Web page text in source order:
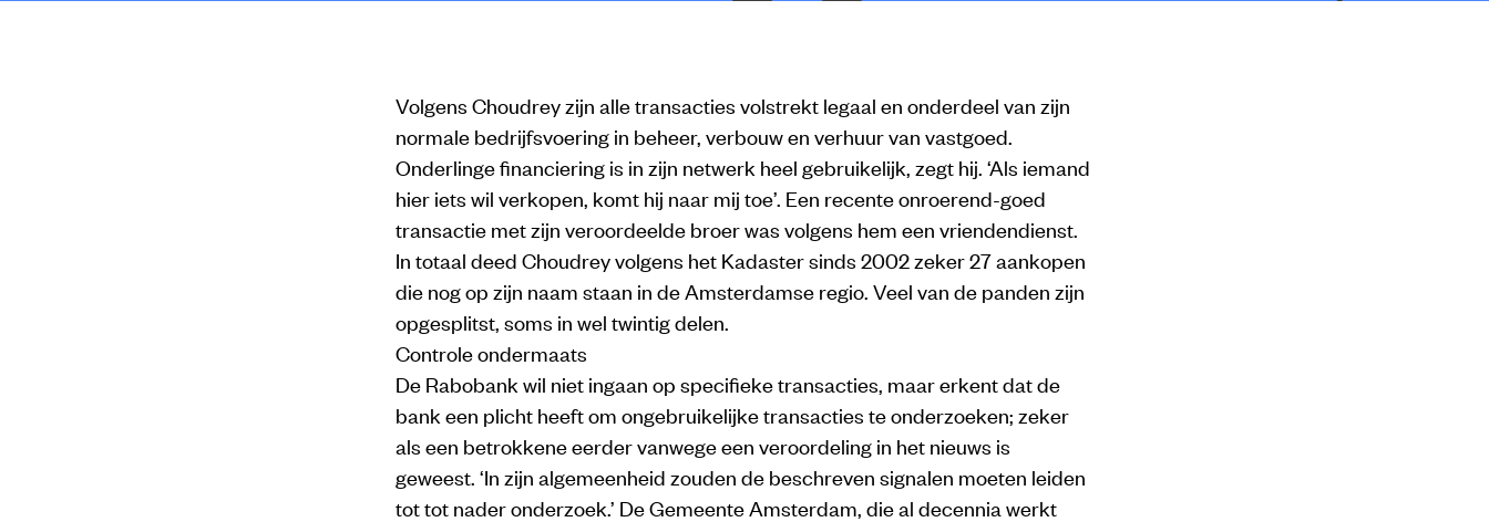
Volgens Choudrey zijn alle transacties volstrekt legaal en onderdeel van zijn
normale bedrijfsvoering in beheer, verbouw en verhuur van vastgoed.
Onderlinge financiering is in zijn netwerk heel gebruikelijk, zegt hij. ‘Als iemand
hier iets wil verkopen, komt hij naar mij toe’. Een recente onroerend-goed
transactie met zijn veroordeelde broer was volgens hem een vriendendienst.
In totaal deed Choudrey volgens het Kadaster sinds 2002 zeker 27 aankopen
die nog op zijn naam staan in de Amsterdamse regio. Veel van de panden zijn
opgesplitst, soms in wel twintig delen.
Controle ondermaats
De Rabobank wil niet ingaan op specifieke transacties, maar erkent dat de
bank een plicht heeft om ongebruikelijke transacties te onderzoeken; zeker
als een betrokkene eerder vanwege een veroordeling in het nieuws is
geweest. ‘In zijn algemeenheid zouden de beschreven signalen moeten leiden
tot tot nader onderzoek.’ De Gemeente Amsterdam, die al decennia werkt